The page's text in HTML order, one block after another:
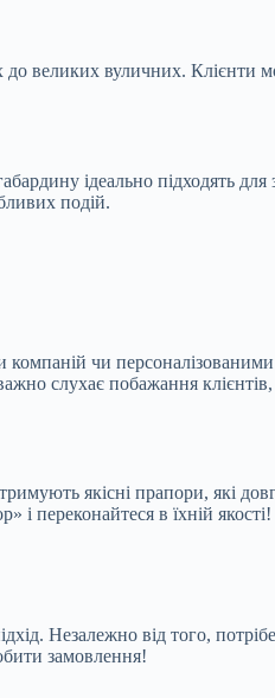
до великих вуличних. Клієнти
ідеально підходять
подій.
чи
слухає побажання
якісні прапори, які
і переконайтеся в їхній якості!
Незалежно від того,
замовлення!